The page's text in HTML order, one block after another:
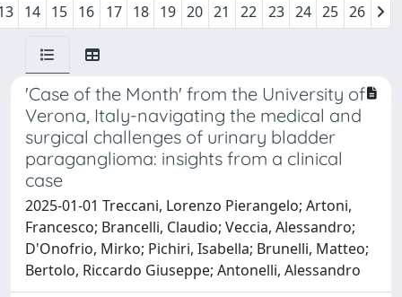
14 15 16 17 18 19 20 21 22 23 24 25 26
'Case of the Month' from the University of
Verona, Italy-navigating the medical and
surgical challenges of urinary bladder
paraganglioma: insights from a clinical
case
2025-01-01 Treccani, Lorenzo Pierangelo; Artoni,
Francesco; Brancelli, Claudio; Veccia, Alessandro;
D'Onofrio, Mirko; Pichiri, Isabella; Brunelli, Matteo;
Bertolo, Riccardo Giuseppe; Antonelli, Alessandro